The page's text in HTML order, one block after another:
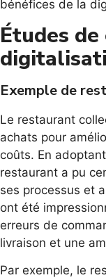
bénéfices de la
Études
Exemple de
Le restaurant
achats pour
coûts. En
restaurant a pu
ses processus et
ont été
erreurs de
livraison et une
Par exemple, le